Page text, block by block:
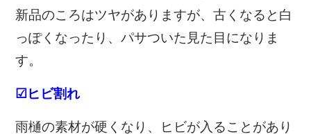
新品のころはツヤがありますが、古くなると白
っぽくなったり、パサついた見た目になりま
す。
☑ヒビ割れ
雨樋の素材が硬くなり、ヒビが入ることがあり